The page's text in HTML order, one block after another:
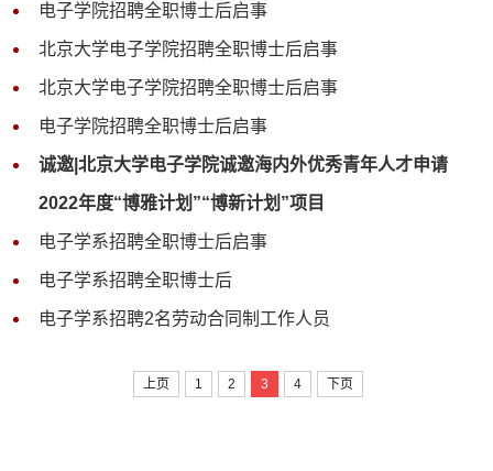
电子学院招聘全职博士后启事
北京大学电子学院招聘全职博士后启事
北京大学电子学院招聘全职博士后启事
电子学院招聘全职博士后启事
诚邀|北京大学电子学院诚邀海内外优秀青年人才申请
2022年度“博雅计划”“博新计划”项目
电子学系招聘全职博士后启事
电子学系招聘全职博士后
电子学系招聘2名劳动合同制工作人员
上页 1 2 3 4 下页